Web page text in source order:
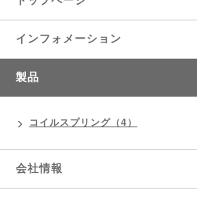
インフォメーション
製品
コイルスプリング（4）
会社情報